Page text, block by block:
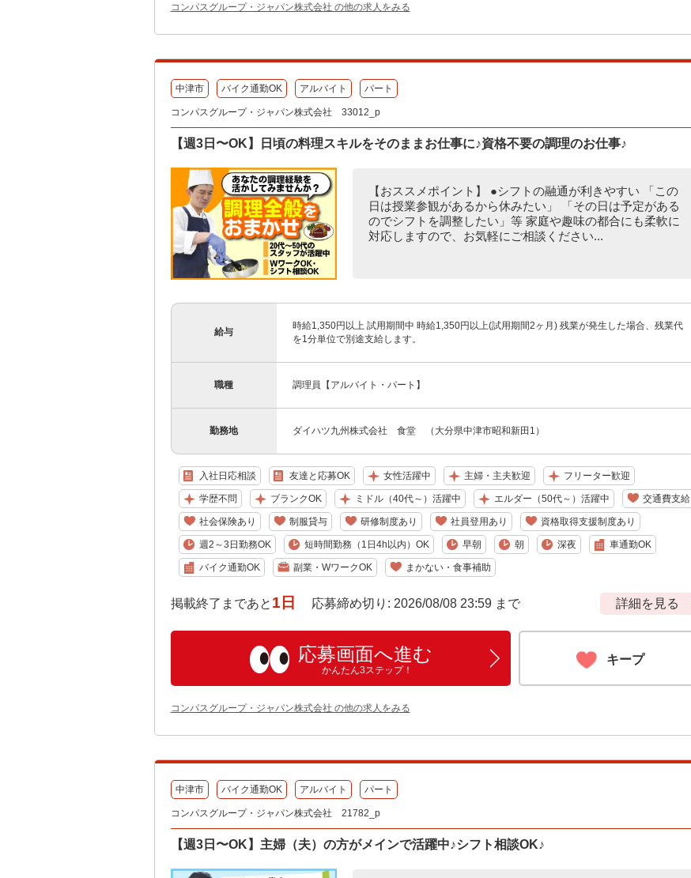
コンパスグループ・ジャパン株式会社 の他の求人をみる
中津市 バイク通勤OK アルバイト パート
コンパスグループ・ジャパン株式会社 33012_p
【週3日〜OK】日頃の料理スキルをそのままお仕事に♪資格不要の調理のお仕事♪
【おススメポイント】 ●シフトの融通が利きやすい 「この
日は授業参観があるから休みたい」 「その日は予定がある
のでシフトを調整したい」等 家庭や趣味の都合にも柔軟に
対応しますので、お気軽にご相談ください...
給与
時給1,350円以上 試用期間中 時給1,350円以上(試用期間2ヶ月) 残業が発生した場合、残業代
を1分単位で別途支給します。
職種 調理員【アルバイト・パート】
勤務地 ダイハツ九州株式会社 食堂 （大分県中津市昭和新田1）
入社日応相談 友達と応募OK 女性活躍中 主婦・主夫歓迎 フリーター歓迎
学歴不問 ブランクOK ミドル（40代～）活躍中 エルダー（50代～）活躍中 交通費支給
社会保険あり 制服貸与 研修制度あり 社員登用あり 資格取得支援制度あり
週2～3日勤務OK 短時間勤務（1日4h以内）OK 早朝 朝 深夜 車通勤OK
バイク通勤OK 副業・WワークOK まかない・食事補助
掲載終了まであと 1日 応募締め切り: 2026/08/08 23:59 まで 詳細を見る
応募画面へ進む
かんたん3ステップ！
キープ
コンパスグループ・ジャパン株式会社 の他の求人をみる
中津市 バイク通勤OK アルバイト パート
コンパスグループ・ジャパン株式会社 21782_p
【週3日〜OK】主婦（夫）の方がメインで活躍中♪シフト相談OK♪